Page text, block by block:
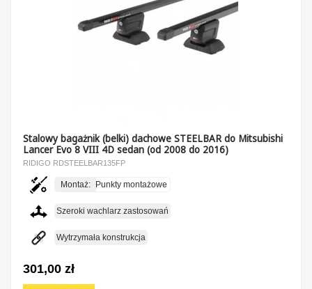
Stalowy bagażnik (belki) dachowe STEELBAR do Mitsubishi
Lancer Evo 8 VIII 4D sedan (od 2008 do 2016)
RIDIGO RDSTEELBAR135FP
Montaż: Punkty montażowe
Szeroki wachlarz zastosowań
Wytrzymała konstrukcja
301,00 zł